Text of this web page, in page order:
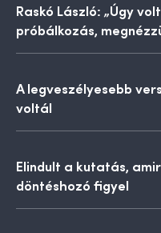
Raskó László: „Úgy
próbálkozás,
A legveszélyesebb
voltál
Elindult a kutatás,
döntéshozó figyel